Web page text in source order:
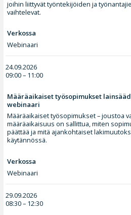
joihin liittyvät työntekijöiden ja
vaihtelevat.
Verkossa
Webinaari
24.09.2026
09:00 – 11:00
Määräaikaiset työsopimukset
webinaari
Määräaikaiset työsopimukset – joustoa
määräaikaisuus on sallittua, miten
päättää ja mitä ajankohtaiset
käytännössä.
Verkossa
Webinaari
29.09.2026
08:30 – 12:30